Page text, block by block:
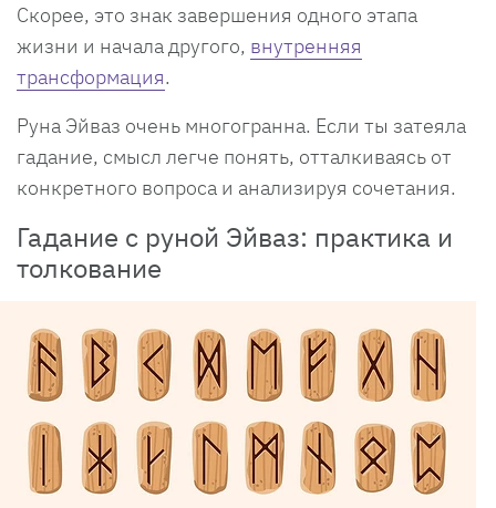
Скорее, это знак завершения одного этапа
жизни и начала другого, внутренняя
трансформация.
Руна Эйваз очень многогранна. Если ты затеяла
гадание, смысл легче понять, отталкиваясь от
конкретного вопроса и анализируя сочетания.
Гадание с руной Эйваз: практика и
толкование